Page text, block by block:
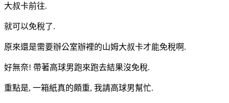
大叔卡前往.
就可以免稅了.
原來還是需要辦公室辦裡的山姆大叔卡才能免稅啊.
好無奈! 帶著高球男跑來跑去結果沒免稅.
重點是, 一箱紙真的頗重, 我請高球男幫忙.